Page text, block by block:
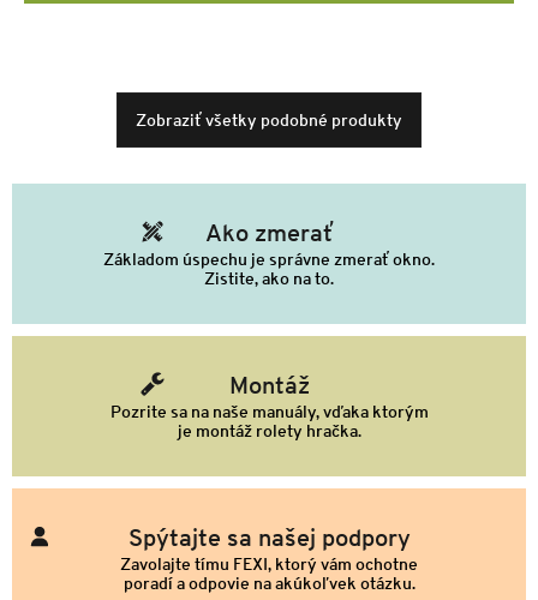
Zobraziť všetky podobné produkty
Ako zmerať
Základom úspechu je správne zmerať okno.
Zistite, ako na to.
Montáž
Pozrite sa na naše manuály, vďaka ktorým
je montáž rolety hračka.
Spýtajte sa našej podpory
Zavolajte tímu FEXI, ktorý vám ochotne
poradí a odpovie na akúkoľvek otázku.